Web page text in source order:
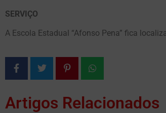
SERVIÇO
A Escola Estadual “Afonso Pena” fica
Artigos Relacionados